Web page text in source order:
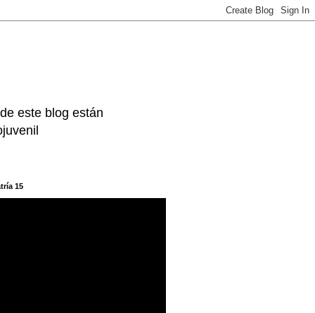
este blog están
15